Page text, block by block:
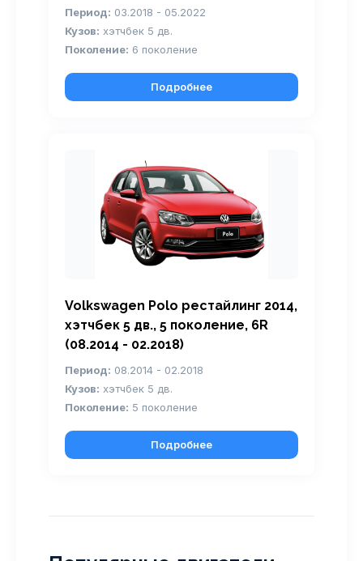
Период: 03.2018 - 05.2022
Кузов: хэтчбек 5 дв.
Поколение: 6 поколение
Подробнее
Volkswagen Polo рестайлинг 2014,
хэтчбек 5 дв., 5 поколение, 6R
(08.2014 - 02.2018)
Период: 08.2014 - 02.2018
Кузов: хэтчбек 5 дв.
Поколение: 5 поколение
Подробнее